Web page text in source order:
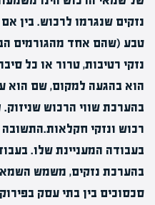
נזקים שנגרמו לרכוש. בין
טבע (שהם אחד מהגורמים
נזקי רטיבות, טרור או כל
הוא בהגעה למקום, שם הוא
בהערכת שווי הרכוש
רכוש ונזקי
בעבודה המעניינת שלו.
בהערכת נזקים, משמש
סכסוכים בין בתי עסק